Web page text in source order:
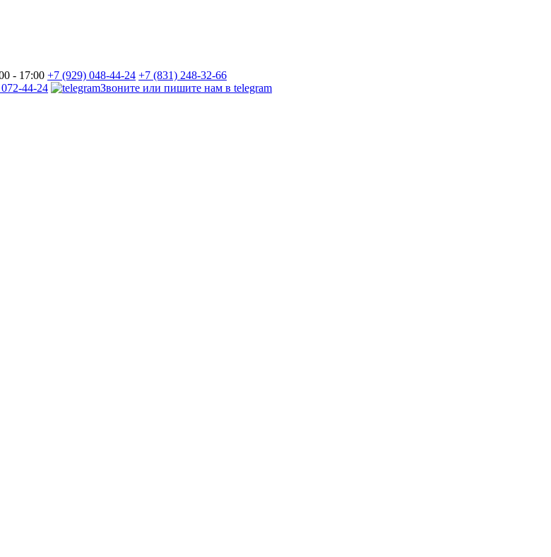
- 17:00 +7 (929) 048-44-24 +7 (831) 248-32-66
44-24
Звоните или пишите нам в telegram